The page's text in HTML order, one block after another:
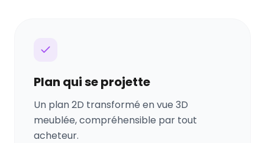
Plan qui se projette
Un plan 2D transformé en vue 3D
meublée, compréhensible par tout
acheteur.